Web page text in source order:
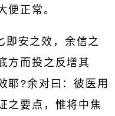
便正常。
即安之效，余信之
方而投之反增其
耶?余对曰：彼医用
之要点，惟将中焦